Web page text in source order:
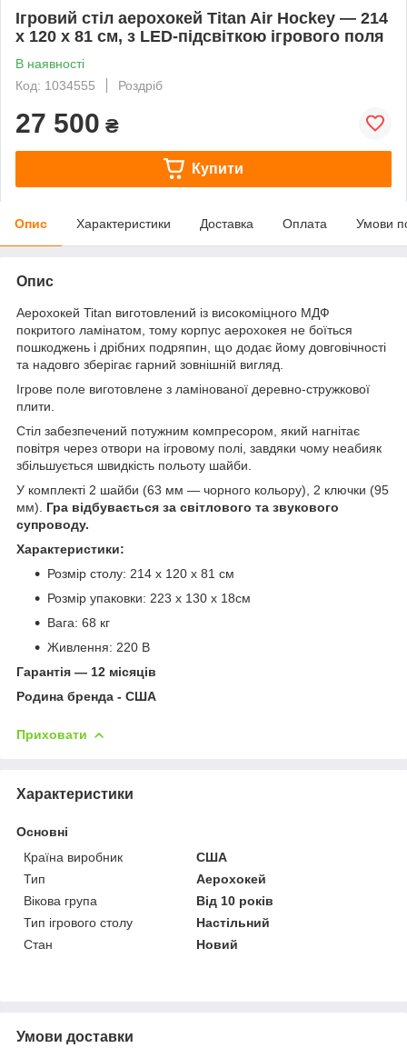
Ігровий стіл аерохокей Titan Air Hockey — 214
x 120 x 81 см, з LED-підсвіткою ігрового поля
В наявності
Код: 1034555
Роздріб
27 500 ₴
Купити
Опис Характеристики Доставка Оплата Умови
Опис
Аерохокей Titan виготовлений із високоміцного МДФ
покритого ламінатом, тому корпус аерохокея не боїться
пошкоджень і дрібних подряпин, що додає йому довговічності
та надовго зберігає гарний зовнішній вигляд.
Ігрове поле виготовлене з ламінованої деревно-стружкової
плити.
Стіл забезпечений потужним компресором, який нагнітає
повітря через отвори на ігровому полі, завдяки чому неабияк
збільшується швидкість польоту шайби.
У комплекті 2 шайби (63 мм — чорного кольору), 2 ключки (95
мм). Гра відбувається за світлового та звукового
супроводу.
Характеристики:
Розмір столу: 214 х 120 х 81 см
Розмір упаковки: 223 х 130 х 18см
Вага: 68 кг
Живлення: 220 В
Гарантія — 12 місяців
Родина бренда - США
Приховати
Характеристики
Основні
Країна виробник
США
Тип
Аерохокей
Вікова група
Від 10 років
Тип ігрового столу
Настільний
Стан
Новий
Умови доставки